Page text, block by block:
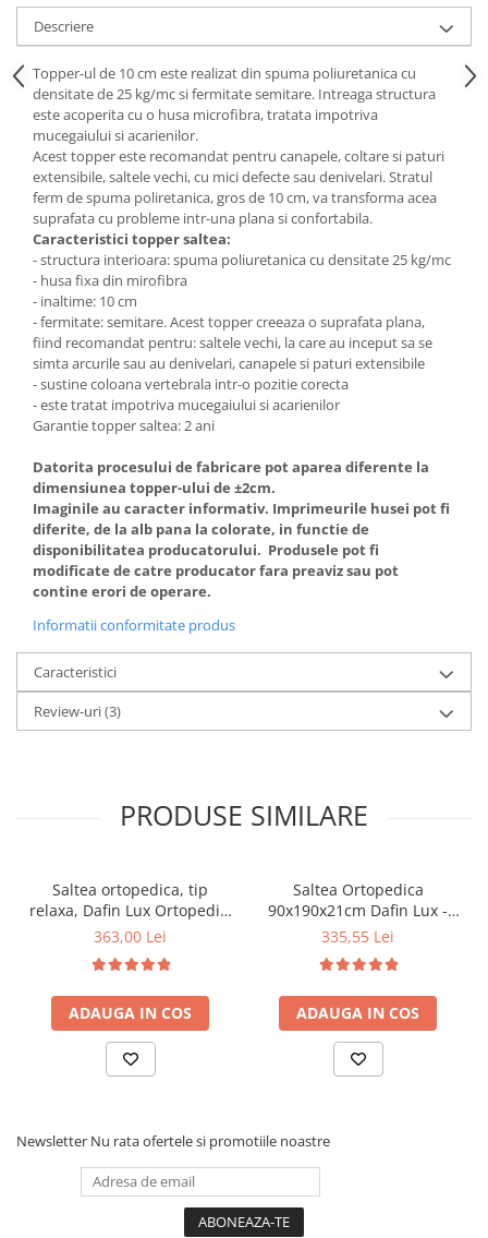
Mese gradinita
Set mese si scaune gradinita
Mobilier copii
Mobila camera copii
Scaune birou pentru copii
Saltele patuturi copii
Paturi copii
Masa si scaune gradinita
Seturi comode living si dormitor
Descriere
Topper-ul de 10 cm este realizat din spuma poliuretanica cu
densitate de 25 kg/mc si fermitate semitare. Intreaga structura
este acoperita cu o husa microfibra, tratata impotriva
mucegaiului si acarienilor.
Acest topper este recomandat pentru canapele, coltare si paturi
extensibile, saltele vechi, cu mici defecte sau denivelari. Stratul
ferm de spuma poliretanica, gros de 10 cm, va transforma acea
suprafata cu probleme intr-una plana si confortabila.
Caracteristici topper saltea:
- structura interioara: spuma poliuretanica cu densitate 25 kg/mc
- husa fixa din mirofibra
- inaltime: 10 cm
- fermitate: semitare. Acest topper creeaza o suprafata plana,
fiind recomandat pentru: saltele vechi, la care au inceput sa se
simta arcurile sau au denivelari, canapele si paturi extensibile
- sustine coloana vertebrala intr-o pozitie corecta
- este tratat impotriva mucegaiului si acarienilor
Garantie topper saltea: 2 ani
Datorita procesului de fabricare pot aparea diferente la
dimensiunea topper-ului de ±2cm.
Imaginile au caracter informativ. Imprimeurile husei pot fi
diferite, de la alb pana la colorate, in functie de
disponibilitatea producatorului. Produsele pot fi
modificate de catre producator fara preaviz sau pot
contine erori de operare.
Informatii conformitate produs
Caracteristici
Review-uri(3)
PRODUSE SIMILARE
Saltea ortopedica, tip
relaxa, Dafin Lux Ortopedic,
90x200x21cm, fermitate
tip Bonell, fata vara-iarna,
sistem de aerisire cu
butoni, Salt Confort
363,00 Lei
ADAUGA IN COS
Saltea Ortopedica
90x190x21cm Dafin Lux -
Arcuri Bonell, Fermitate
335,55 Lei
ADAUGA IN COS
Newsletter Nu rata ofertele si promotiile noastre